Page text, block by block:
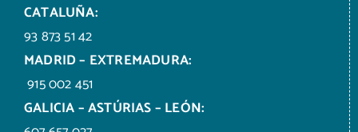
CATALUÑA:
93 873 51 42
MADRID – EXTREMADURA:
915 002 451
GALICIA – ASTÚRIAS – LEÓN: